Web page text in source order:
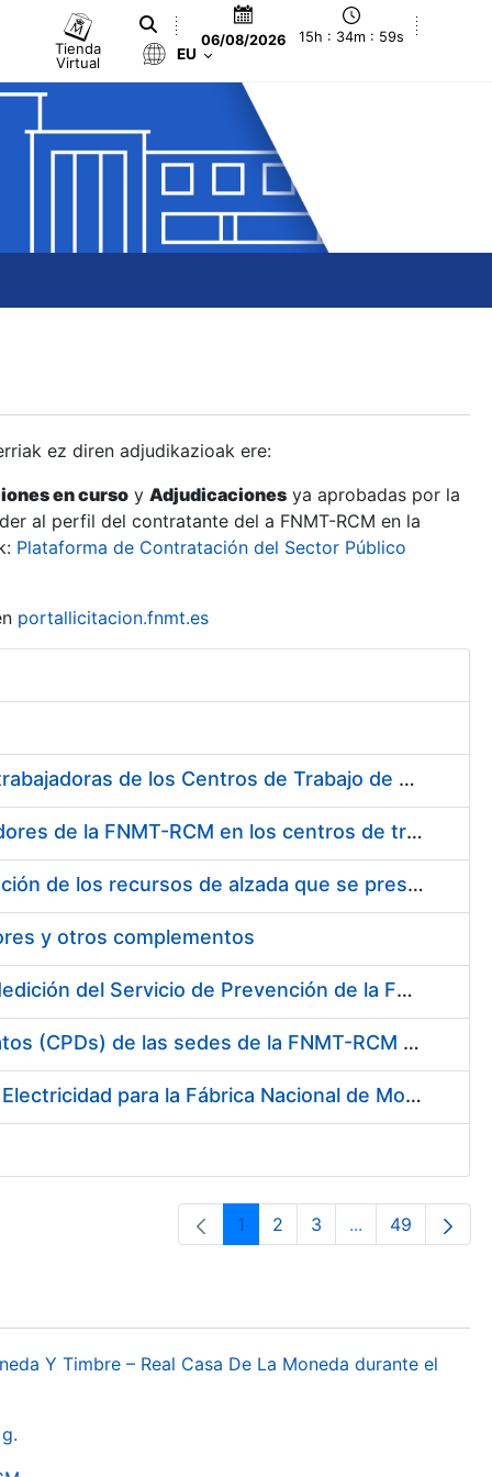
Tienda
Virtual
06/08/2026 15h : 35m : 00s
EU
ez diren adjudikazioak ere:
en curso y Adjudicaciones ya aprobadas por la
al perfil del contratante del a FNMT-RCM en la
Plataforma de Contratación del Sector Público
portallicitacion.fnmt.es
Suministro de Protectores Auditivos a medida para las personas trabajadoras de los Centros de Trabajo de Madrid y Burgos
Suministro de gafas graduadas antiproyecciones para los trabajadores de la FNMT-RCM en los centros de trabajo de Madrid y Burgos
Servicios de una empresa externa para el asesoramiento y resolución de los recursos de alzada que se presentan relacionados con procesos de selección para la FNMT-RCM
y otros complementos
Servicio de Calibración y Verificación Externa de los Equipos de Medición del Servicio de Prevención de la FNMT-RCM
Conexión mediante Fibra Óptica de los Centros de Proceso de Datos (CPDs) de las sedes de la FNMT-RCM de Burgos y Madrid
Contratación de acuerdo marco para el Suministro de Material de Electricidad para la Fábrica Nacional de Moneda y Timbre-Real Casa de la Moneda en su centro de trabajo de Burgos
Orrialdea
1 Orrialdea
2 Orrialdea
3 ...Intermediate
Orrialdea
49
Y Timbre – Real Casa De La Moneda durante el